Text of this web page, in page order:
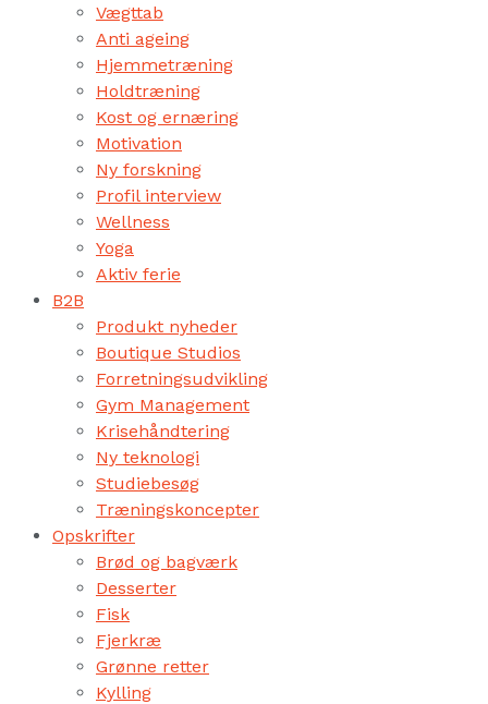
Vægttab
Anti ageing
Hjemmetræning
Holdtræning
Kost og ernæring
Motivation
Ny forskning
Profil interview
Wellness
Yoga
Aktiv ferie
B2B
Produkt nyheder
Boutique Studios
Forretningsudvikling
Gym Management
Krisehåndtering
Ny teknologi
Studiebesøg
Træningskoncepter
Opskrifter
Brød og bagværk
Desserter
Fisk
Fjerkræ
Grønne retter
Kylling